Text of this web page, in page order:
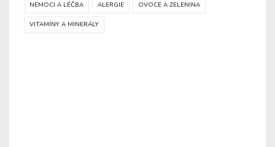
NEMOCI A LÉČBA ALERGIE OVOCE A ZELENINA
VITAMÍNY A MINERÁLY